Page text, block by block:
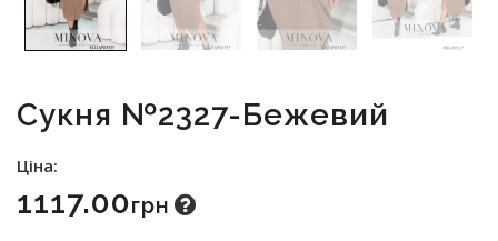
Сукня №2327-Бежевий
Ціна:
1117.00Грн